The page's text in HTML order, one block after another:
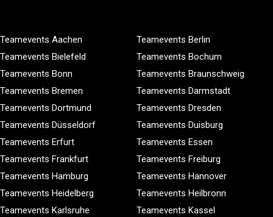
Teamevents Aachen
Teamevents Berlin
Teamevents Bielefeld
Teamevents Bochum
Teamevents Bonn
Teamevents Braunschweig
Teamevents Bremen
Teamevents Darmstadt
Teamevents Dortmund
Teamevents Dresden
Teamevents Düsseldorf
Teamevents Duisburg
Teamevents Erfurt
Teamevents Essen
Teamevents Frankfurt
Teamevents Freiburg
Teamevents Hamburg
Teamevents Hannover
Teamevents Heidelberg
Teamevents Heilbronn
Teamevents Karlsruhe
Teamevents Kassel